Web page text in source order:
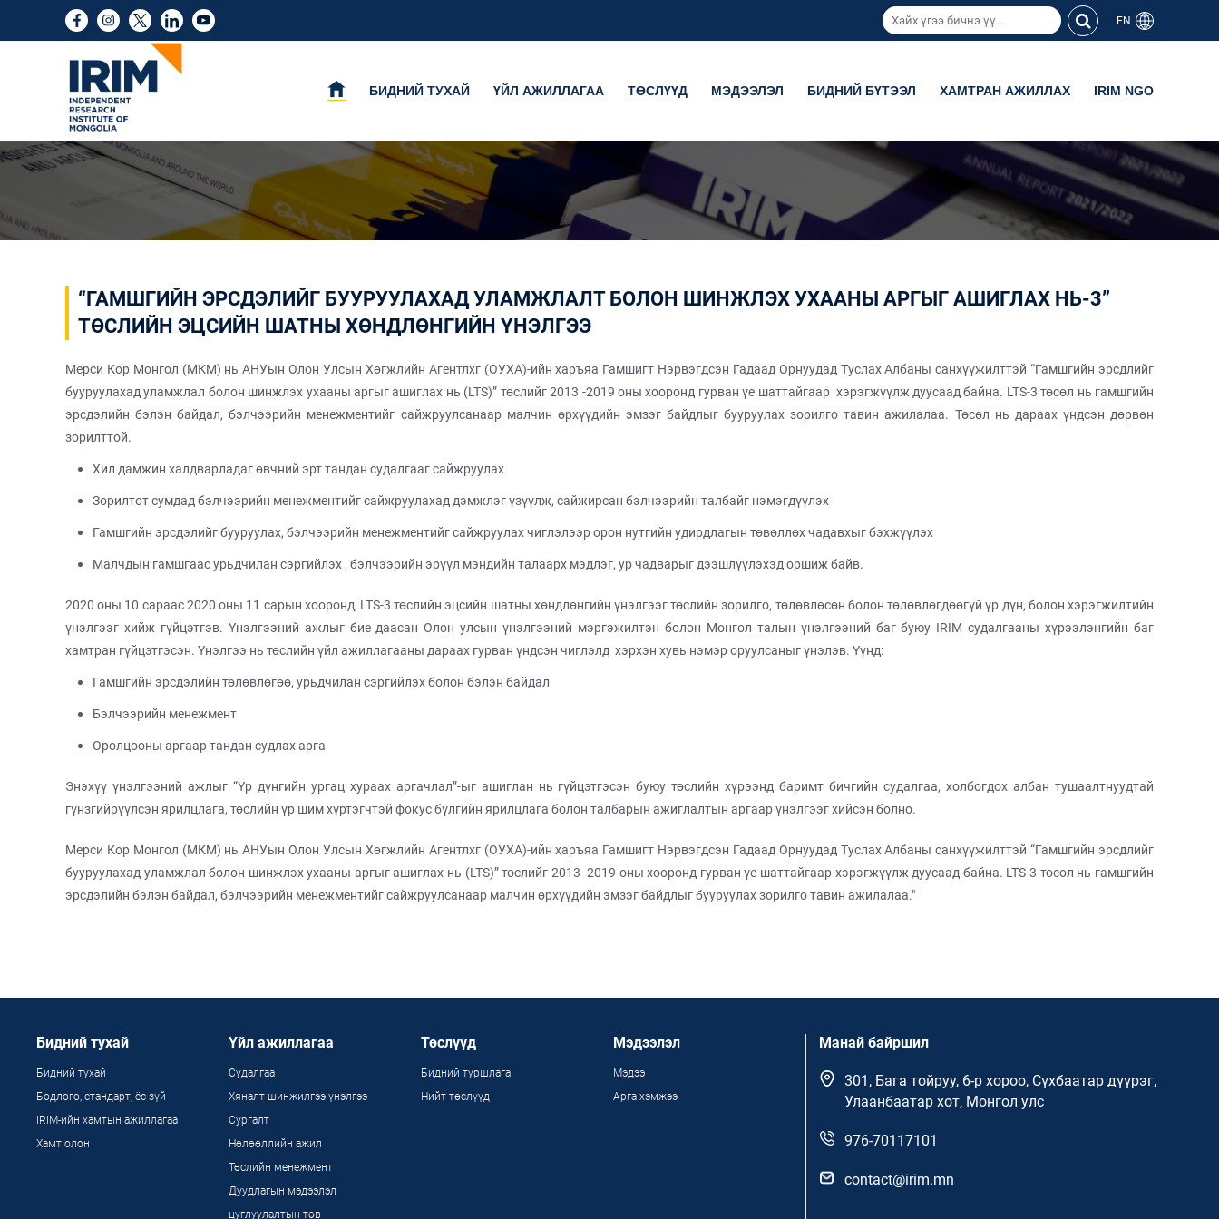
EN
БИДНИЙ ТУХАЙ ҮЙЛ АЖИЛЛАГАА ТӨСЛҮҮД МЭДЭЭЛЭЛ БИДНИЙ БҮТЭЭЛ ХАМТРАН АЖИЛЛАХ IRIM NGO
“ГАМШГИЙН ЭРСДЭЛИЙГ БУУРУУЛАХАД УЛАМЖЛАЛТ БОЛОН ШИНЖЛЭХ УХААНЫ АРГЫГ АШИГЛАХ НЬ-3”
ТӨСЛИЙН ЭЦСИЙН ШАТНЫ ХӨНДЛӨНГИЙН ҮНЭЛГЭЭ
Мерси Кор Монгол (МКМ) нь АНУын Олон Улсын Хөгжлийн Агентлхг (ОУХА)-ийн харъяа Гамшигт Нэрвэгдсэн Гадаад Орнуудад Туслах Албаны санхүүжилттэй “Гамшгийн эрсдлийг
бууруулахад уламжлал болон шинжлэх ухааны аргыг ашиглах нь (LTS)” төслийг 2013 -2019 оны хооронд гурван үе шаттайгаар хэрэгжүүлж дуусаад байна. LTS-3 төсөл нь гамшгийн
эрсдэлийн бэлэн байдал, бэлчээрийн менежментийг сайжруулсанаар малчин өрхүүдийн эмзэг байдлыг бууруулах зорилго тавин ажилалаа. Төсөл нь дараах үндсэн дөрвөн
зорилттой.
Хил дамжин халдварладаг өвчний эрт тандан судалгааг сайжруулах
Зорилтот сумдад бэлчээрийн менежментийг сайжруулахад дэмжлэг үзүүлж, сайжирсан бэлчээрийн талбайг нэмэгдүүлэх
Гамшгийн эрсдэлийг бууруулах, бэлчээрийн менежментийг сайжруулах чиглэлээр орон нутгийн удирдлагын төвөллөх чадавхыг бэхжүүлэх
Малчдын гамшгаас урьдчилан сэргийлэх , бэлчээрийн эрүүл мэндийн талаарх мэдлэг, ур чадварыг дээшлүүлэхэд оршиж байв.
2020 оны 10 сараас 2020 оны 11 сарын хооронд, LTS-3 төслийн эцсийн шатны хөндлөнгийн үнэлгээг төслийн зорилго, төлөвлөсөн болон төлөвлөгдөөгүй үр дүн, болон хэрэгжилтийн
үнэлгээг хийж гүйцэтгэв. Үнэлгээний ажлыг бие даасан Олон улсын үнэлгээний мэргэжилтэн болон Монгол талын үнэлгээний баг буюу IRIM судалгааны хүрээлэнгийн баг
хамтран гүйцэтгэсэн. Үнэлгээ нь төслийн үйл ажиллагааны дараах гурван үндсэн чиглэлд хэрхэн хувь нэмэр оруулсаныг үнэлэв. Үүнд:
Гамшгийн эрсдэлийн төлөвлөгөө, урьдчилан сэргийлэх болон бэлэн байдал
Бэлчээрийн менежмент
Оролцооны аргаар тандан судлах арга
Энэхүү үнэлгээний ажлыг “Үр дүнгийн ургац хураах аргачлал”-ыг ашиглан нь гүйцэтгэсэн буюу төслийн хүрээнд баримт бичгийн судалгаа, холбогдох албан тушаалтнуудтай
гүнзгийрүүлсэн ярилцлага, төслийн үр шим хүртэгчтэй фокус бүлгийн ярилцлага болон талбарын ажиглалтын аргаар үнэлгээг хийсэн болно.
Мерси Кор Монгол (МКМ) нь АНУын Олон Улсын Хөгжлийн Агентлхг (ОУХА)-ийн харъяа Гамшигт Нэрвэгдсэн Гадаад Орнуудад Туслах Албаны санхүүжилттэй “Гамшгийн эрсдлийг
бууруулахад уламжлал болон шинжлэх ухааны аргыг ашиглах нь (LTS)” төслийг 2013 -2019 оны хооронд гурван үе шаттайгаар хэрэгжүүлж дуусаад байна. LTS-3 төсөл нь гамшгийн
эрсдэлийн бэлэн байдал, бэлчээрийн менежментийг сайжруулсанаар малчин өрхүүдийн эмзэг байдлыг бууруулах зорилго тавин ажилалаа."
Бидний тухай
Бидний тухай
Бодлого, стандарт, ёс зүй
IRIM-ийн хамтын ажиллагаа
Хамт олон
Үйл ажиллагаа
Судалгаа
Хяналт шинжилгээ үнэлгээ
Сургалт
Нөлөөллийн ажил
Төслийн менежмент
Дуудлагын мэдээлэл
цуглуулалтын төв
Төслүүд
Бидний туршлага
Нийт төслүүд
Мэдээлэл
Мэдээ
Арга хэмжээ
Манай байршил
301, Бага тойруу, 6-р хороо, Сүхбаатар дүүрэг,
Улаанбаатар хот, Монгол улс
976-70117101
contact@irim.mn